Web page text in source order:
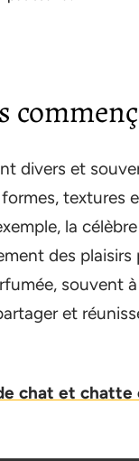
divers et
textures
la célèbre
des plaisirs
souvent
et
chat et chatte